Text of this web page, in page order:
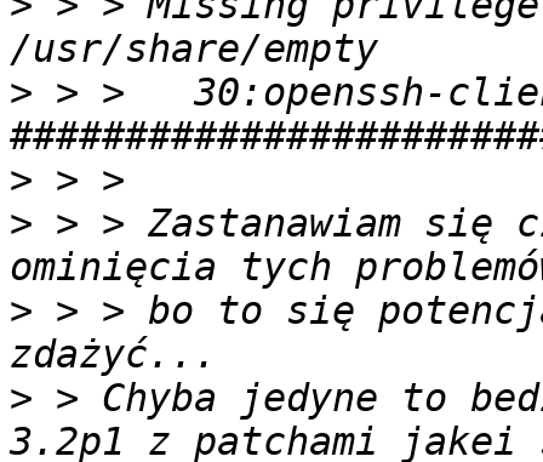
> > >   30:openssh-
>
> > > Zastanawiam się
> > > bo to się
> > Chyba jedyne to